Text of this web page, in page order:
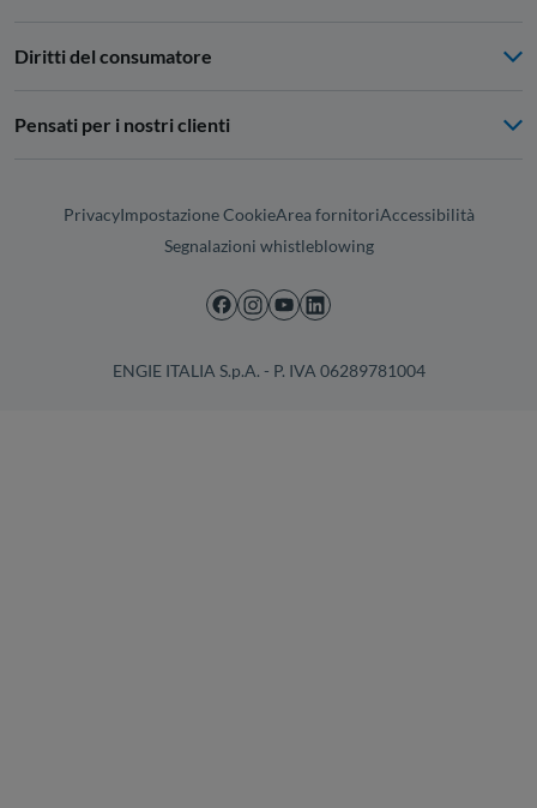
Diritti del consumatore
Pensati per i nostri clienti
PrivacyImpostazione CookieArea fornitoriAccessibilità
Segnalazioni whistleblowing
ENGIE ITALIA S.p.A. - P. IVA 06289781004